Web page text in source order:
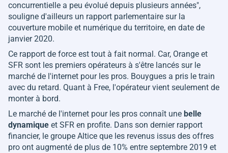
concurrentielle a peu évolué depuis plusieurs années",
souligne d'ailleurs un rapport parlementaire sur la
couverture mobile et numérique du territoire, en date de
janvier 2020.
Ce rapport de force est tout à fait normal. Car, Orange et
SFR sont les premiers opérateurs à s'être lancés sur le
marché de l'internet pour les pros. Bouygues a pris le train
avec du retard. Quant à Free, l'opérateur vient seulement de
monter à bord.
Le marché de l'internet pour les pros connaît une belle
dynamique et SFR en profite. Dans son dernier rapport
financier, le groupe Altice que les revenus issus des offres
pro ont augmenté de plus de 10% entre septembre 2019 et